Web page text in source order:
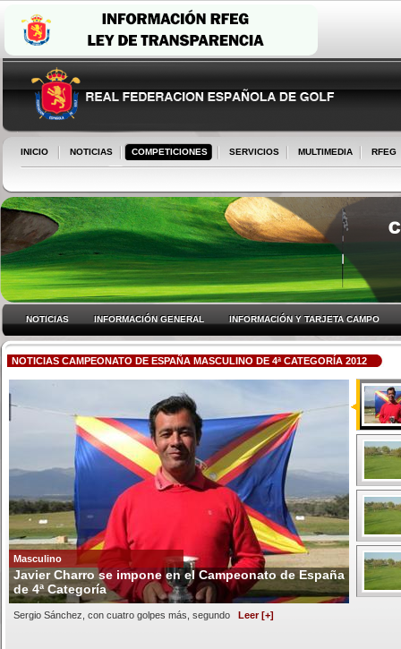
INICIO NOTICIAS COMPETICIONES SERVICIOS MULTIMEDIA RFEG
NOTICIAS INFORMACIÓN GENERAL INFORMACIÓN Y TARJETA CAMPO
NOTICIAS CAMPEONATO DE ESPAÑA MASCULINO DE 4ª CATEGORÍA 2012
Masculino
Javier Charro se impone en el Campeonato de España
de 4ª Categoría
Sergio Sánchez, con cuatro golpes más, segundo Leer [+]